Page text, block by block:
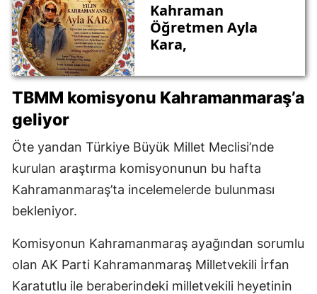
Kahraman
Öğretmen Ayla
Kara,
TBMM komisyonu Kahramanmaraş’a
geliyor
Öte yandan Türkiye Büyük Millet Meclisi’nde
kurulan araştırma komisyonunun bu hafta
Kahramanmaraş’ta incelemelerde bulunması
bekleniyor.
Komisyonun Kahramanmaraş ayağından sorumlu
olan AK Parti Kahramanmaraş Milletvekili İrfan
Karatutlu ile beraberindeki milletvekili heyetinin